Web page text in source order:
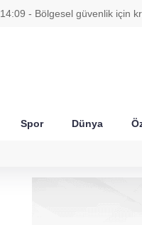
14:09 - Bölgesel güvenlik için
18,2404
16,2406
Spor Dünya